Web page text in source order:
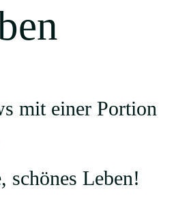
mit einer Portion
schönes Leben!